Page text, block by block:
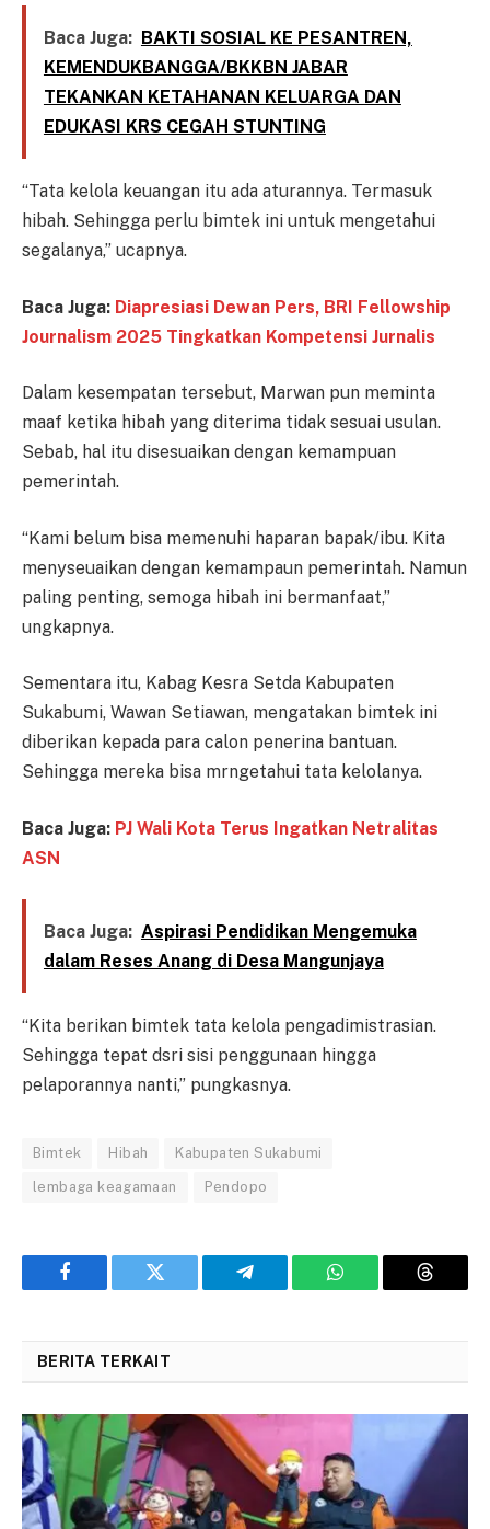
Baca Juga: BAKTI SOSIAL KE PESANTREN,
KEMENDUKBANGGA/BKKBN JABAR
TEKANKAN KETAHANAN KELUARGA DAN
EDUKASI KRS CEGAH STUNTING
“Tata kelola keuangan itu ada aturannya. Termasuk
hibah. Sehingga perlu bimtek ini untuk mengetahui
segalanya,” ucapnya.
Baca Juga: Diapresiasi Dewan Pers, BRI Fellowship
Journalism 2025 Tingkatkan Kompetensi Jurnalis
Dalam kesempatan tersebut, Marwan pun meminta
maaf ketika hibah yang diterima tidak sesuai usulan.
Sebab, hal itu disesuaikan dengan kemampuan
pemerintah.
“Kami belum bisa memenuhi haparan bapak/ibu. Kita
menyseuaikan dengan kemampaun pemerintah. Namun
paling penting, semoga hibah ini bermanfaat,”
ungkapnya.
Sementara itu, Kabag Kesra Setda Kabupaten
Sukabumi, Wawan Setiawan, mengatakan bimtek ini
diberikan kepada para calon penerina bantuan.
Sehingga mereka bisa mrngetahui tata kelolanya.
Baca Juga: PJ Wali Kota Terus Ingatkan Netralitas
ASN
Baca Juga: Aspirasi Pendidikan Mengemuka
dalam Reses Anang di Desa Mangunjaya
“Kita berikan bimtek tata kelola pengadimistrasian.
Sehingga tepat dsri sisi penggunaan hingga
pelaporannya nanti,” pungkasnya.
Bimtek Hibah Kabupaten Sukabumi
lembaga keagamaan Pendopo
Facebook Twitter Telegram WhatsApp Threads
BERITA TERKAIT